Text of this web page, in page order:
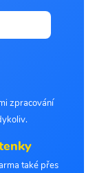
zpracování
také přes